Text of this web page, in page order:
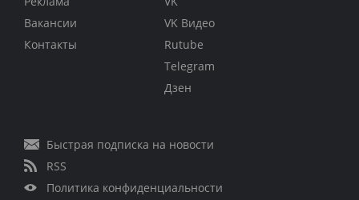
Вакансии
Контакты
VK Видео
Rutube
Telegram
Дзен
Быстрая подписка на новости
RSS
Политика конфиденциальности